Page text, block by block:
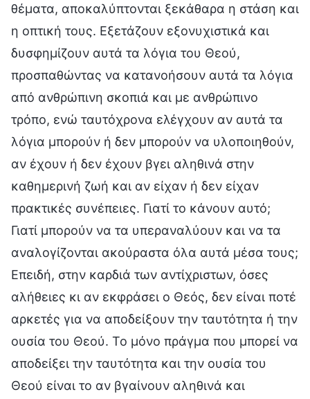
θέματα, αποκαλύπτονται ξεκάθαρα η στάση και
η οπτική τους. Εξετάζουν εξονυχιστικά και
δυσφημίζουν αυτά τα λόγια του Θεού,
προσπαθώντας να κατανοήσουν αυτά τα λόγια
από ανθρώπινη σκοπιά και με ανθρώπινο
τρόπο, ενώ ταυτόχρονα ελέγχουν αν αυτά τα
λόγια μπορούν ή δεν μπορούν να υλοποιηθούν,
αν έχουν ή δεν έχουν βγει αληθινά στην
καθημερινή ζωή και αν είχαν ή δεν είχαν
πρακτικές συνέπειες. Γιατί το κάνουν αυτό;
Γιατί μπορούν να τα υπεραναλύουν και να τα
αναλογίζονται ακούραστα όλα αυτά μέσα τους;
Επειδή, στην καρδιά των αντίχριστων, όσες
αλήθειες κι αν εκφράσει ο Θεός, δεν είναι ποτέ
αρκετές για να αποδείξουν την ταυτότητα ή την
ουσία του Θεού. Το μόνο πράγμα που μπορεί να
αποδείξει την ταυτότητα και την ουσία του
Θεού είναι το αν βγαίνουν αληθινά και